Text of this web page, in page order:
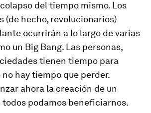
del tiempo mismo. Los
(de hecho, revolucionarios)
ocurrirán a lo largo de varias
un Big Bang. Las personas,
tienen tiempo para
hay tiempo que perder.
ahora la creación de un
todos podamos beneficiarnos.